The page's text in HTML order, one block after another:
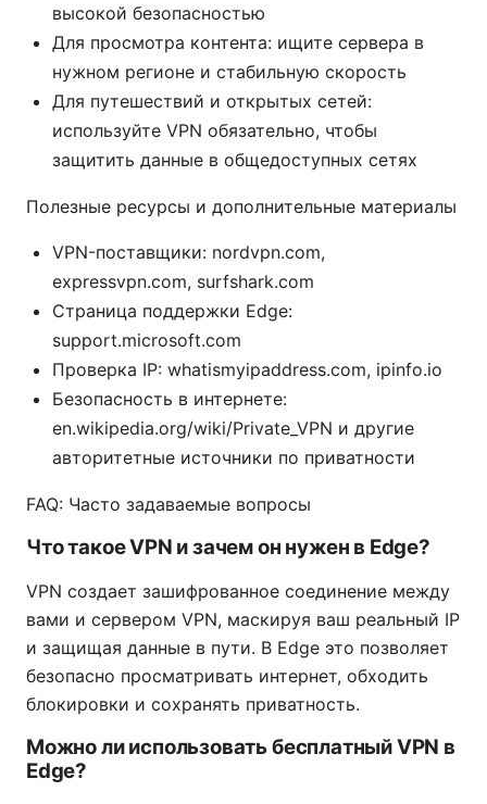
высокой безопасностью
Для просмотра контента: ищите сервера в
нужном регионе и стабильную скорость
Для путешествий и открытых сетей:
используйте VPN обязательно, чтобы
защитить данные в общедоступных сетях
Полезные ресурсы и дополнительные материалы
VPN-поставщики: nordvpn.com,
expressvpn.com, surfshark.com
Страница поддержки Edge:
support.microsoft.com
Проверка IP: whatismyipaddress.com, ipinfo.io
Безопасность в интернете:
en.wikipedia.org/wiki/Private_VPN и другие
авторитетные источники по приватности
FAQ: Часто задаваемые вопросы
Что такое VPN и зачем он нужен в Edge?
VPN создает зашифрованное соединение между
вами и сервером VPN, маскируя ваш реальный IP
и защищая данные в пути. В Edge это позволяет
безопасно просматривать интернет, обходить
блокировки и сохранять приватность.
Можно ли использовать бесплатный VPN в
Edge?